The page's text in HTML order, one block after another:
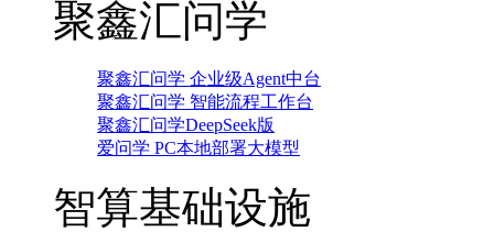
聚鑫汇问学
聚鑫汇问学 企业级Agent中台
聚鑫汇问学 智能流程工作台
聚鑫汇问学DeepSeek版
爱问学 PC本地部署大模型
智算基础设施